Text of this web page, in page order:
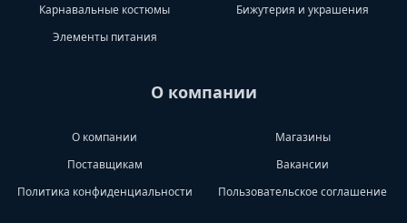
Карнавальные костюмы
Бижутерия и украшения
Элементы питания
О компании
О компании
Магазины
Поставщикам
Вакансии
Политика конфиденциальности
Пользовательское соглашение